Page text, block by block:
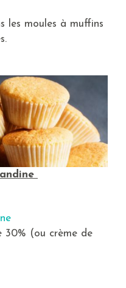
les moules à muffins
30% (ou crème de